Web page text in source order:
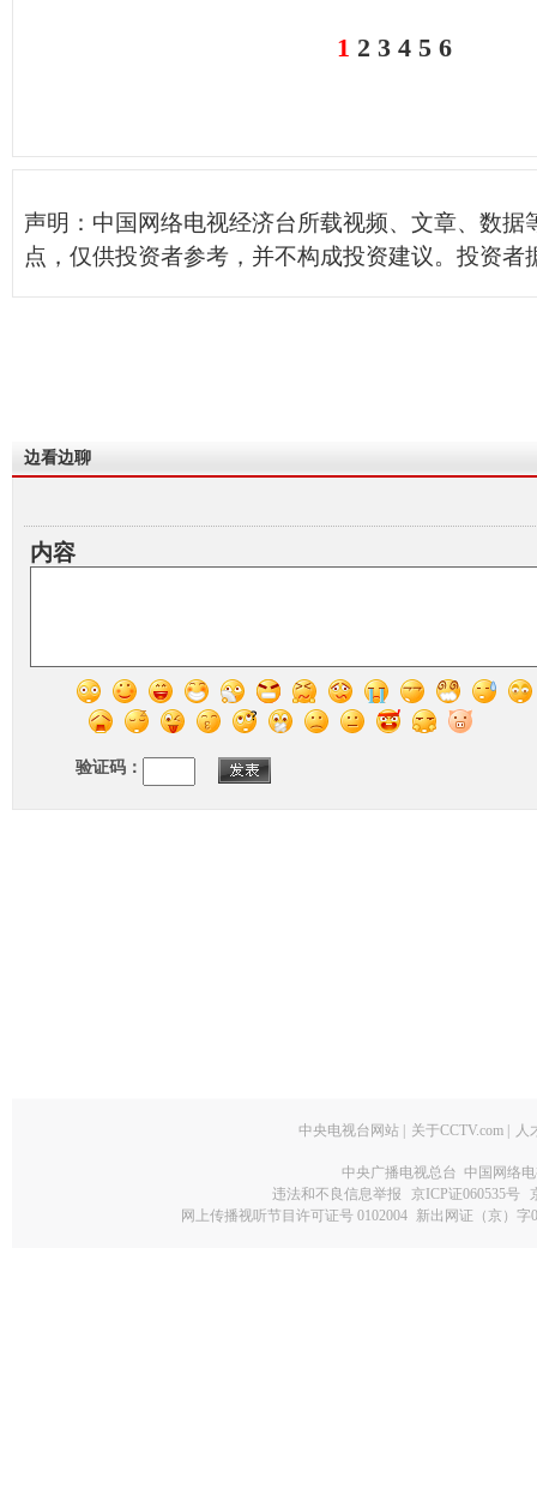
1 2 3 4 5 6
声明：中国网络电视经济台所载视频、文章、数据
点，仅供投资者参考，并不构成投资建议。投资者
边看边聊
内容
验证码：
中央电视台网站 关于CCTV.com 人
中央广播电视总台 中国网络
违法和不良信息举报
京ICP证060535号
网上传播视听节目许可证号 0102004 新出网证（京）